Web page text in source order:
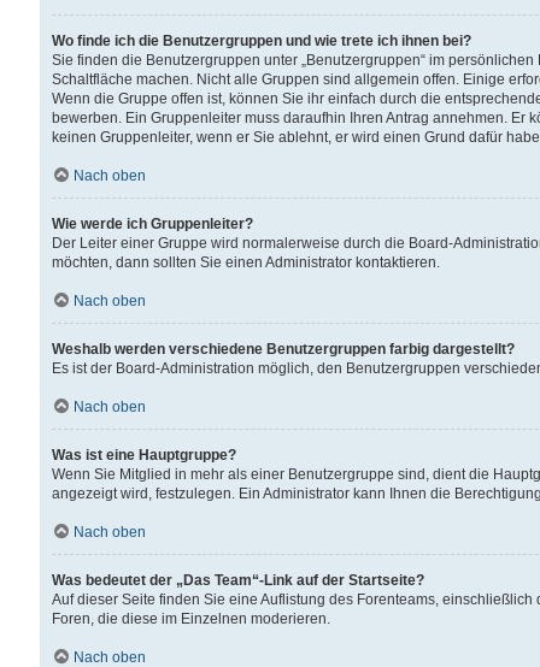
Wo finde ich die Benutzergruppen und wie trete ich ihnen bei?
Sie finden die Benutzergruppen unter „Benutzergruppen“ im
Schaltfläche machen. Nicht alle Gruppen sind allgemein offen. Einige
Wenn die Gruppe offen ist, können Sie ihr einfach durch die
bewerben. Ein Gruppenleiter muss daraufhin Ihren Antrag annehmen.
keinen Gruppenleiter, wenn er Sie ablehnt, er wird einen Grund dafür
Nach oben
Wie werde ich Gruppenleiter?
Der Leiter einer Gruppe wird normalerweise durch die Board-
möchten, dann sollten Sie einen Administrator kontaktieren.
Nach oben
Weshalb werden verschiedene Benutzergruppen farbig dargestellt?
Es ist der Board-Administration möglich, den Benutzergruppen
Nach oben
Was ist eine Hauptgruppe?
Wenn Sie Mitglied in mehr als einer Benutzergruppe sind, dient die
angezeigt wird, festzulegen. Ein Administrator kann Ihnen die
Nach oben
Was bedeutet der „Das Team“-Link auf der Startseite?
Auf dieser Seite finden Sie eine Auflistung des Forenteams,
Foren, die diese im Einzelnen moderieren.
Nach oben